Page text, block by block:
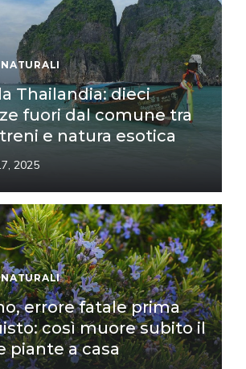
Thailandia: dieci
fuori dal comune tra
e natura esotica
2025
errore fatale prima
così muore subito il
piante a casa